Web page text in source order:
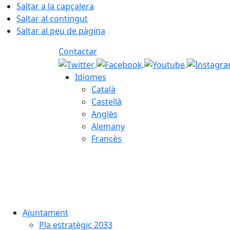
Saltar a la capçalera
Saltar al contingut
Saltar al peu de pàgina
Contactar
Idiomes
Català
Castellà
Anglès
Alemany
Francès
Ajuntament
Pla estratègic 2033